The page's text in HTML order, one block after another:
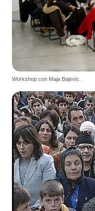
Workshop con Maja Bajevic.